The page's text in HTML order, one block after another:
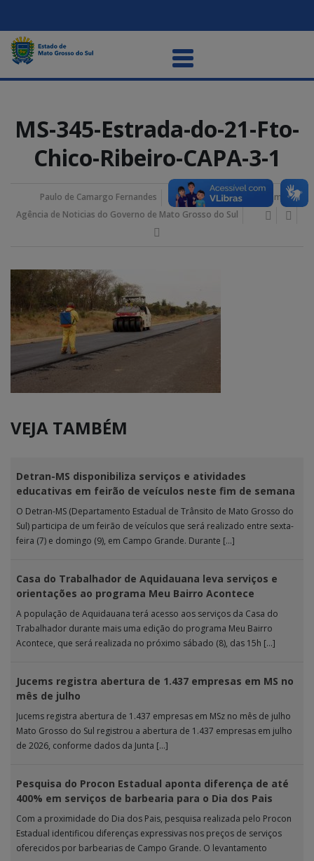
MS-345-Estrada-do-21-Fto-
Chico-Ribeiro-CAPA-3-1
Paulo de Camargo Fernandes
02/fevereiro/2024 9:04 am
Agência de Noticias do Governo de Mato Grosso do Sul
VEJA TAMBÉM
Detran-MS disponibiliza serviços e atividades
educativas em feirão de veículos neste fim de semana
O Detran-MS (Departamento Estadual de Trânsito de Mato Grosso do
Sul) participa de um feirão de veículos que será realizado entre sexta-
feira (7) e domingo (9), em Campo Grande. Durante […]
Casa do Trabalhador de Aquidauana leva serviços e
orientações ao programa Meu Bairro Acontece
A população de Aquidauana terá acesso aos serviços da Casa do
Trabalhador durante mais uma edição do programa Meu Bairro
Acontece, que será realizada no próximo sábado (8), das 15h […]
Jucems registra abertura de 1.437 empresas em MS no
mês de julho
Jucems registra abertura de 1.437 empresas em MSz no mês de julho
Mato Grosso do Sul registrou a abertura de 1.437 empresas em julho
de 2026, conforme dados da Junta […]
Pesquisa do Procon Estadual aponta diferença de até
400% em serviços de barbearia para o Dia dos Pais
Com a proximidade do Dia dos Pais, pesquisa realizada pelo Procon
Estadual identificou diferenças expressivas nos preços de serviços
oferecidos por barbearias de Campo Grande. O levantamento